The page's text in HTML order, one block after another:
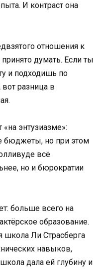
И контраст она
отношения к
думать. Если ты
и подходишь по
разница в
энтузиазме»:
бюджеты, но при этом
всё
но и бюрократии
больше всего на
образование.
школа Ли Страсберга
навыков,
дала ей глубину и